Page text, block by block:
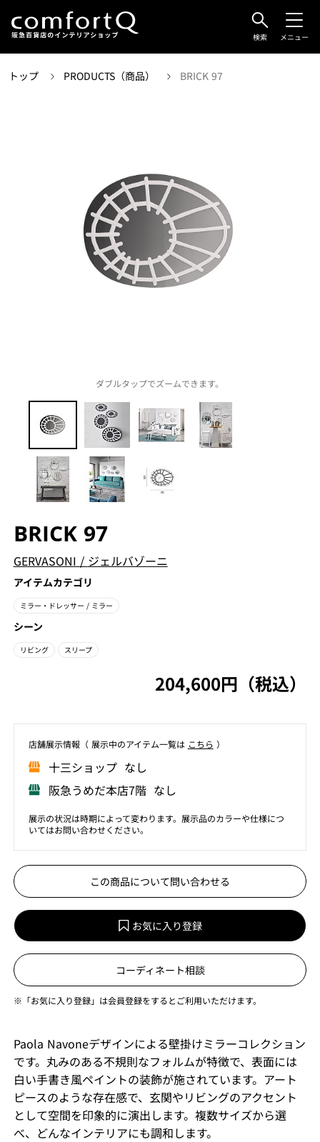
検索 メニュー
トップ PRODUCTS（商品） BRICK 97
ダブルタップでズームできます。
BRICK 97
GERVASONI / ジェルバゾーニ
アイテムカテゴリ
ミラー・ドレッサー / ミラー
シーン
リビング スリープ
204,600円（税込）
店舗展⽰情報（ 展⽰中のアイテム⼀覧は こちら ）
⼗三ショップ なし
阪急うめだ本店7階 なし
展示の状況は時期によって変わります。展示品のカラーや仕様につ
いてはお問い合わせください。
この商品について問い合わせる
お気に入り登録
コーディネート相談
※「お気に入り登録」は会員登録をするとご利用いただけます。
Paola Navoneデザインによる壁掛けミラーコレクション
です。丸みのある不規則なフォルムが特徴で、表面には
白い手書き風ペイントの装飾が施されています。アート
ピースのような存在感で、玄関やリビングのアクセント
として空間を印象的に演出します。複数サイズから選
べ、どんなインテリアにも調和します。